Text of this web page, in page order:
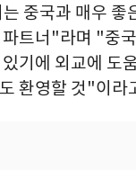
중국과 매우 좋
트너"라며 "중
기에 외교에 도
환영할 것"이라